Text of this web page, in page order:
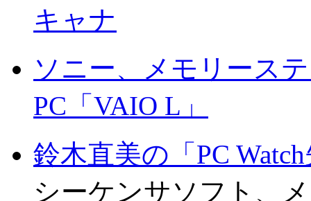
キャナ
ソニー、メモリース
PC「VAIO L」
鈴木直美の「PC
シーケンサソフト、